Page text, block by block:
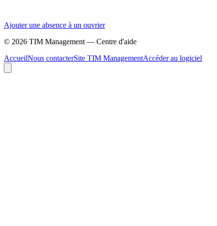
Ajouter une absence à un ouvrier
© 2026 TIM Management — Centre d'aide
AccueilNous contacterSite TIM ManagementAccéder au logiciel